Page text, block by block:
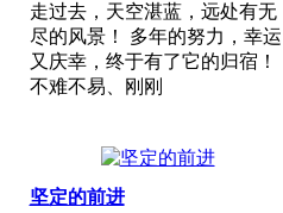
走过去，天空湛蓝，远处有无
尽的风景！ 多年的努力，幸运
又庆幸，终于有了它的归宿！
不难不易、刚刚
坚定的前进